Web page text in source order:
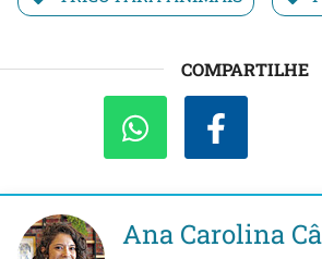
COMPARTILHE
Ana Carolina